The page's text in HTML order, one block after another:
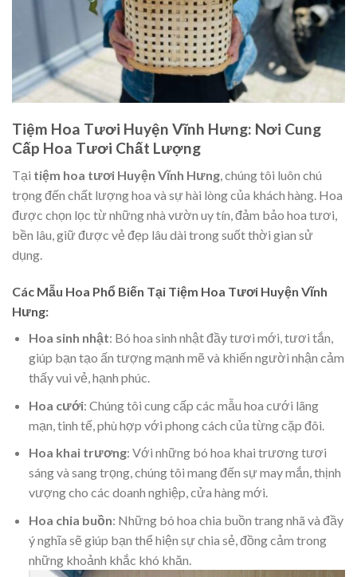
Tiệm Hoa Tươi Huyện Vĩnh Hưng: Nơi Cung
Cấp Hoa Tươi Chất Lượng
Tại tiệm hoa tươi Huyện Vĩnh Hưng, chúng tôi luôn chú
trọng đến chất lượng hoa và sự hài lòng của khách hàng. Hoa
được chọn lọc từ những nhà vườn uy tín, đảm bảo hoa tươi,
bền lâu, giữ được vẻ đẹp lâu dài trong suốt thời gian sử
dụng.
Các Mẫu Hoa Phổ Biến Tại Tiệm Hoa Tươi Huyện Vĩnh
Hưng:
Hoa sinh nhật: Bó hoa sinh nhật đầy tươi mới, tươi tắn,
giúp bạn tạo ấn tượng mạnh mẽ và khiến người nhận cảm
thấy vui vẻ, hạnh phúc.
Hoa cưới: Chúng tôi cung cấp các mẫu hoa cưới lãng
mạn, tinh tế, phù hợp với phong cách của từng cặp đôi.
Hoa khai trương: Với những bó hoa khai trương tươi
sáng và sang trọng, chúng tôi mang đến sự may mắn, thịnh
vượng cho các doanh nghiệp, cửa hàng mới.
Hoa chia buồn: Những bó hoa chia buồn trang nhã và đầy
ý nghĩa sẽ giúp bạn thể hiện sự chia sẻ, đồng cảm trong
những khoảnh khắc khó khăn.